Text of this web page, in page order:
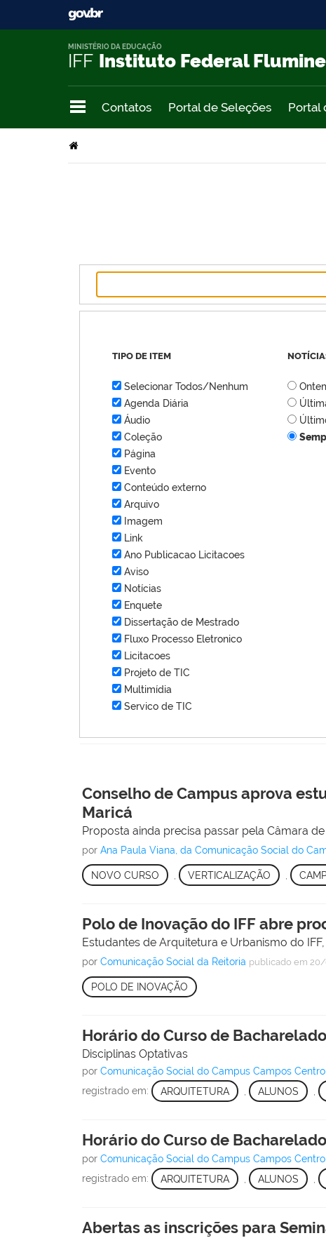
IFF Instituto Federal
MINISTÉRIO DA EDUCAÇÃO
Contatos Portal de Seleções Portal
TIPO DE ITEM
Selecionar Todos/Nenhum
Agenda Diária
Áudio
Coleção
Página
Evento
Conteúdo externo
Arquivo
Imagem
Link
Ano Publicacao Licitacoes
Aviso
Notícias
Enquete
Dissertação de Mestrado
Fluxo Processo Eletronico
Licitacoes
Projeto de TIC
Multimídia
Servico de TIC
Conselho de Campus aprova
Maricá
Proposta ainda precisa passar pela Câmara
porAna Paula Viana, da Comunicação Social do
NOVO CURSO VERTICALIZAÇÃO
Polo de Inovação do IFF abre
Estudantes de Arquitetura e Urbanismo do
porComunicação Social da Reitoria publicado em
POLO DE INOVAÇÃO
Horário do Curso de
Disciplinas Optativas
porComunicação Social do Campus Campos Centro
registrado em: ARQUITETURA ALUNOS
Horário do Curso de
porComunicação Social do Campus Campos Centro
registrado em: ARQUITETURA ALUNOS
Abertas as inscrições para